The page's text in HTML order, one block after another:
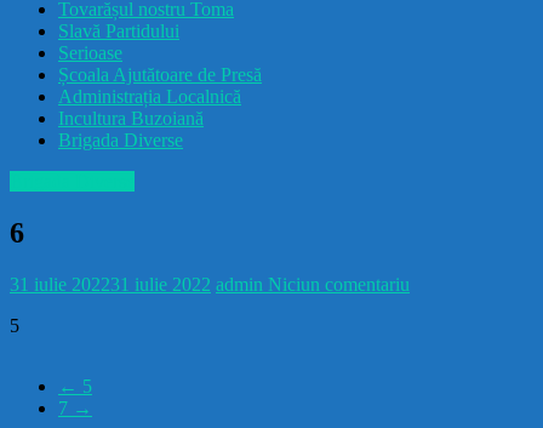
drăcușorulbuzoian
Tovarășul nostru Toma
Slavă Partidului
Serioase
Școala Ajutătoare de Presă
Administrația Localnică
Incultura Buzoiană
Brigada Diverse
6
31 iulie 202231 iulie 2022 admin Niciun comentariu
5
← 5
7 →